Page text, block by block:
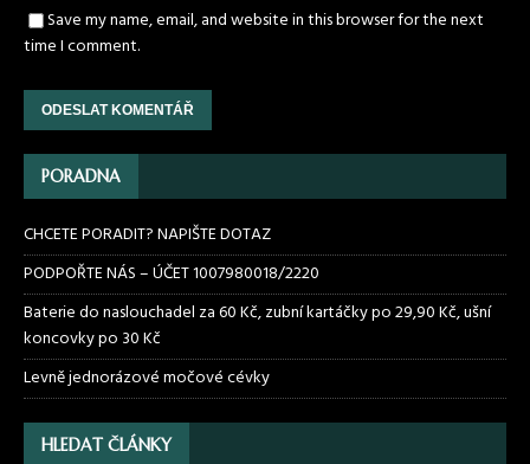
Save my name, email, and website in this browser for the next
time I comment.
PORADNA
CHCETE PORADIT? NAPIŠTE DOTAZ
PODPOŘTE NÁS – ÚČET 1007980018/2220
Baterie do naslouchadel za 60 Kč, zubní kartáčky po 29,90 Kč, ušní
koncovky po 30 Kč
Levně jednorázové močové cévky
HLEDAT ČLÁNKY